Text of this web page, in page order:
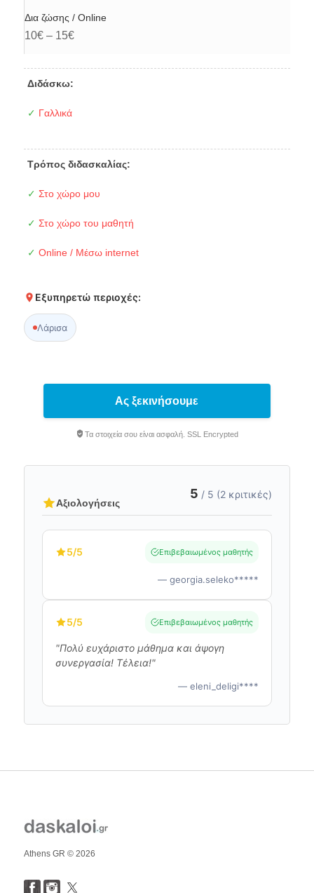
Δια ζώσης / Online
10€ – 15€
Διδάσκω:
✓ Γαλλικά
Τρόπος διδασκαλίας:
✓ Στο χώρο μου
✓ Στο χώρο του μαθητή
✓ Online / Μέσω internet
Εξυπηρετώ περιοχές:
Λάρισα
Ας ξεκινήσουμε
Τα στοιχεία σου είναι ασφαλή. SSL Encrypted
Αξιολογήσεις
5 / 5 (2 κριτικές)
5/5 Επιβεβαιωμένος μαθητής
— georgia.seleko*****
5/5 Επιβεβαιωμένος μαθητής
"Πολύ ευχάριστο μάθημα και άψογη
συνεργασία! Τέλεια!"
— eleni_deligi****
Athens GR © 2026